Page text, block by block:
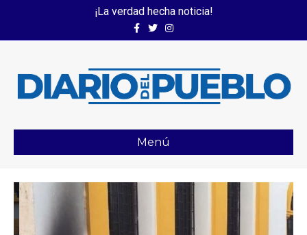
¡La verdad hecha noticia!
FacebookTwitterInstagram
Menú